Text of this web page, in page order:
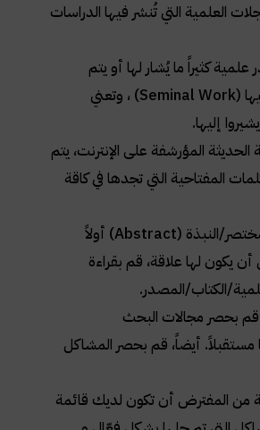
العلمية التي تُنشر فيها الدراسات
كثيراً ما يُشار لها أو يتم
(Seminal Work) ، وتعني
إليها.
الحديثة المؤرشفة على الإنترنت، يتم
المفتاحية التي تجدها في كاقة
النبذة (Abstract) أولاً
يكون لها علاقة، قم بقراءة
الكتاب/المصدر.
قم بحصر مجالات البحث
مستقبلاً. أيضاً، قم بحصر المشاكل
من المفترض أن تكون لديك قائمة